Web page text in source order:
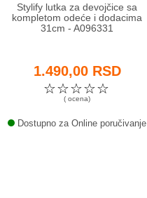
Stylify lutka za devojčice sa
kompletom odeće i dodacima
31cm - A096331
1.490,00 RSD
☆
☆
☆
☆
☆
( ocena)
Dostupno za Online poručivanje